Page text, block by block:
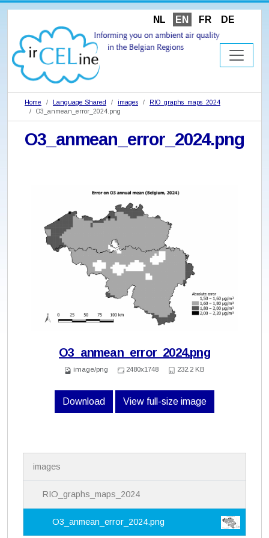
NL EN FR DE
Home Language Shared images
RIO_graphs_maps_2024
O3_anmean_error_2024.png
O3_anmean_error_2024.png
O3_anmean_error_2024.png
image/png 2480x1748 232.2 KB
Download View full-size image
images
RIO_graphs_maps_2024
O3_anmean_error_2024.png